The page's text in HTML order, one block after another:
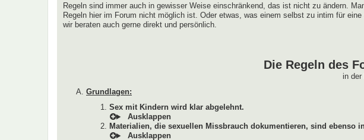
Regeln sind immer auch in gewisser Weise einschränkend, das ist nicht zu ändern.
Regeln hier im Forum nicht möglich ist. Oder etwas, was einem selbst zu intim für
wir beraten auch gerne direkt und persönlich.
Die Regeln des
in der
Grundlagen:
Sex mit Kindern wird klar abgelehnt.
Materialien, die sexuellen Missbrauch dokumentieren, sind ebenso